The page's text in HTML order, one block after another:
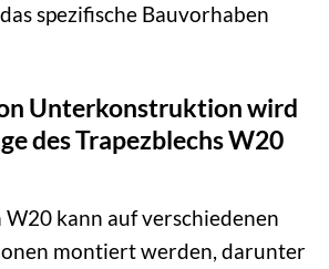
spezifische Bauvorhaben
Unterkonstruktion wird
des Trapezblechs W20
W20 kann auf verschiedenen
montiert werden, darunter